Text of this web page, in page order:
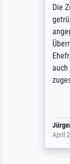
Die
auch
Jürgen@
April 22,